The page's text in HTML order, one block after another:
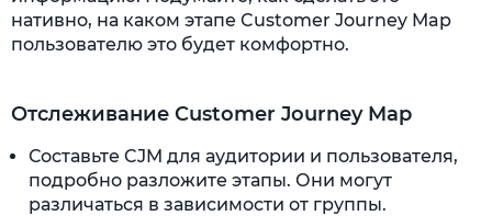
нативно, на каком этапе Customer Journey Map
пользователю это будет комфортно.
Отслеживание Customer Journey Map
Составьте CJM для аудитории и пользователя,
подробно разложите этапы. Они могут
различаться в зависимости от группы.